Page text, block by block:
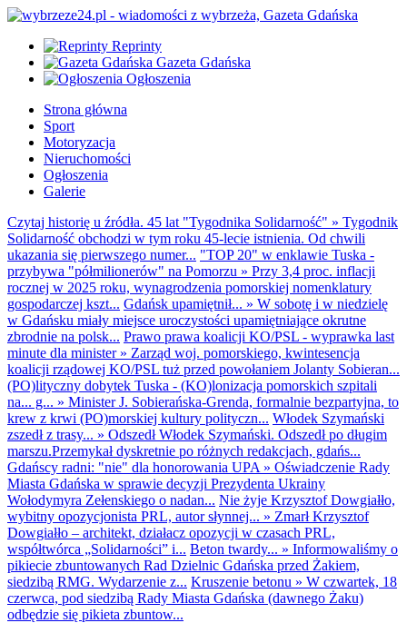
Reprinty
Gazeta Gdańska
Ogłoszenia
Strona główna
Sport
Motoryzacja
Nieruchomości
Ogłoszenia
Galerie
Czytaj historię u źródła. 45 lat "Tygodnika Solidarność" » Tygodnik
Solidarność obchodzi w tym roku 45-lecie istnienia. Od chwili
ukazania się pierwszego numer... "TOP 20" w enklawie Tuska -
przybywa "półmilionerów" na Pomorzu » Przy 3,4 proc. inflacji
rocznej w 2025 roku, wynagrodzenia pomorskiej nomenklatury
gospodarczej kszt... Gdańsk upamiętnił... » W sobotę i w niedzielę
w Gdańsku miały miejsce uroczystości upamiętniające okrutne
zbrodnie na polsk... Prawo prawa koalicji KO/PSL - wyprawka last
minute dla minister» Zarząd woj. pomorskiego, kwintesencja
koalicji rządowej KO/PSL tuż przed powołaniem Jolanty Sobieran...
(PO)lityczny dobytek Tuska - (KO)lonizacja pomorskich szpitali
na... g... » Minister J. Sobierańska-Grenda, formalnie bezpartyjna, to
krew z krwi (PO)morskiej kultury polityczn... Włodek Szymański
zszedł z trasy... » Odszedł Włodek Szymański. Odszedł po długim
marszu.Przemykał dyskretnie po różnych redakcjach, gdańs...
Gdańscy radni: "nie" dla honorowania UPA » Oświadczenie Rady
Miasta Gdańska w sprawie decyzji Prezydenta Ukrainy
Wołodymyra Zełenskiego o nadan... Nie żyje Krzysztof Dowgiałło,
wybitny opozycjonista PRL, autor słynnej... » Zmarł Krzysztof
Dowgiałło – architekt, działacz opozycji w czasach PRL,
współtwórca „Solidarności” i... Beton twardy... » Informowaliśmy o
pikiecie zbuntowanych Rad Dzielnic Gdańska przed Żakiem,
siedzibą RMG. Wydarzenie z... Kruszenie betonu » W czwartek, 18
czerwca, pod siedzibą Rady Miasta Gdańska (dawnego Żaku)
odbędzie się pikieta zbuntow...